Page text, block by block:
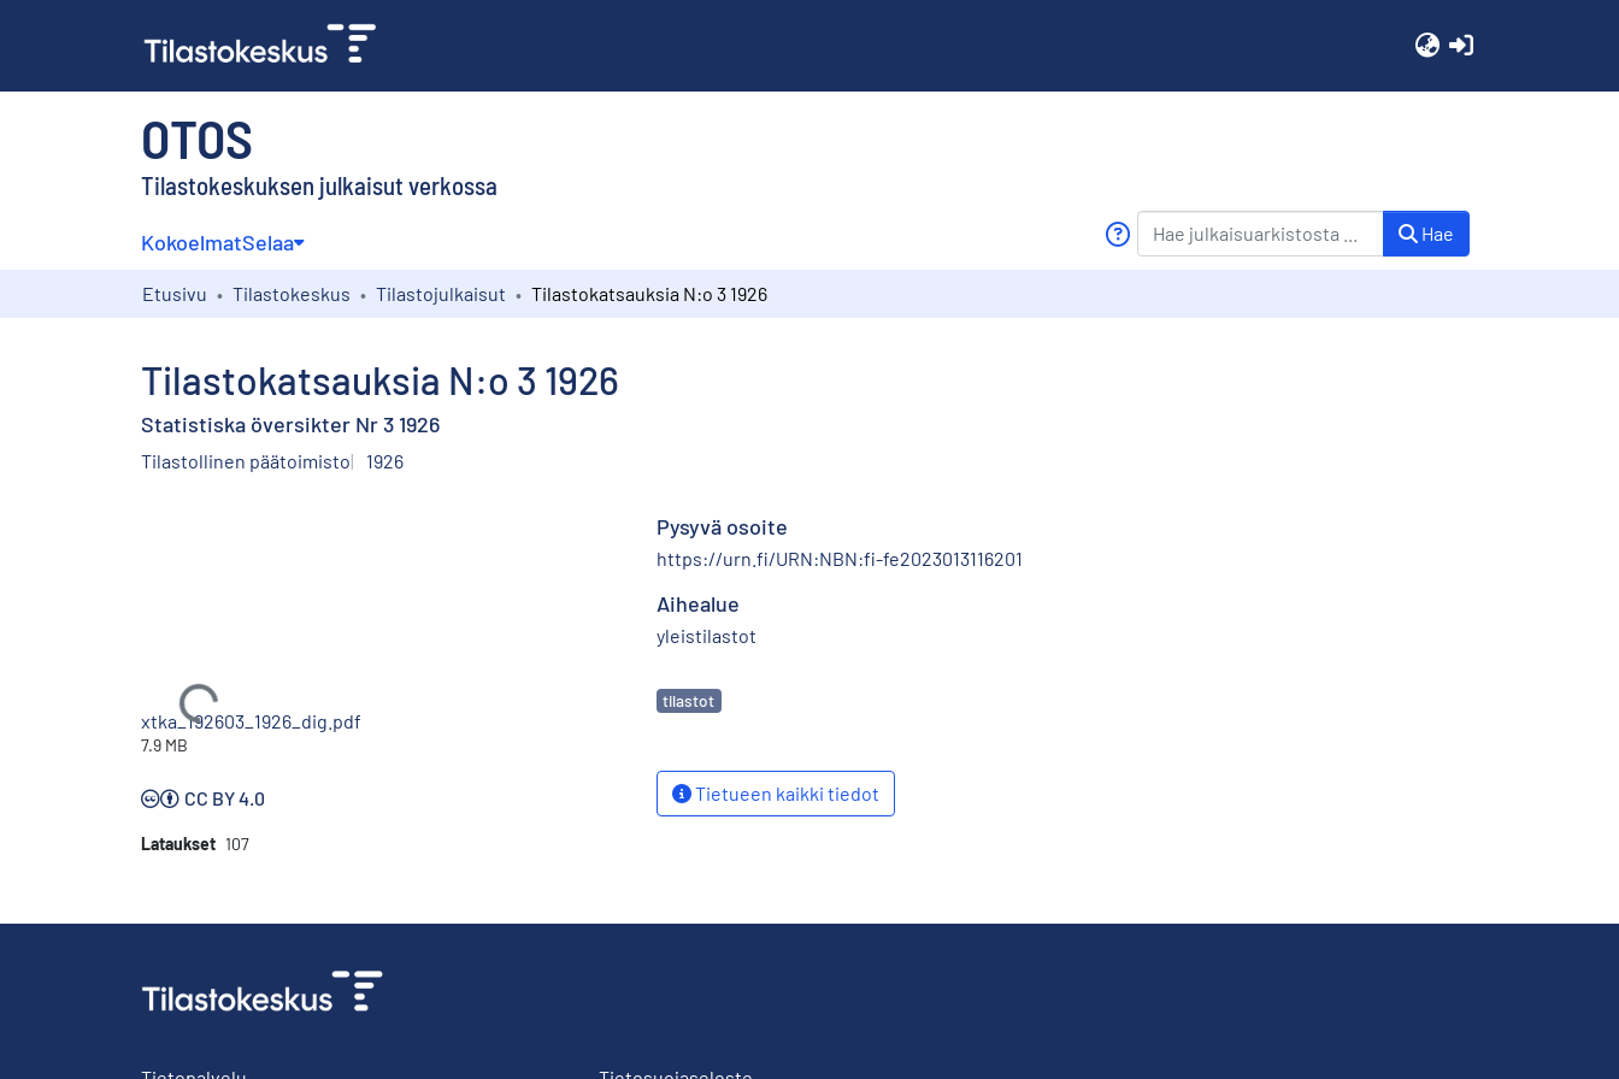
OTOS
Tilastokeskuksen julkaisut verkossa
KokoelmatSelaa Hae
Etusivu Tilastokeskus Tilastojulkaisut Tilastokatsauksia N:o 3 1926
Tilastokatsauksia N:o 3 1926
Statistiska översikter Nr 3 1926
Tilastollinen päätoimisto 1926
Ladataan...
xtka_192603_1926_dig.pdf
7.9 MB
CC BY 4.0
Lataukset 107
Pysyvä osoite
https://urn.fi/URN:NBN:fi-fe2023013116201
Aihealue
yleistilastot
Avainsanat
tilastot
Tietueen kaikki tiedot